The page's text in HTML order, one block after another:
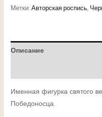
Метки: Авторская роспись,
Описание
Именная фигурка святого
Победоносца.